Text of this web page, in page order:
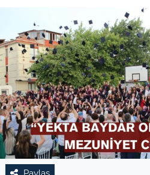
Paylaş
SAĞLIK
EĞİTİM
TARIM VE HAYVANCILIK
KÜLTÜR SANAT
RESMİ İLAN